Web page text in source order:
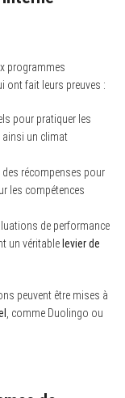
programmes
ont fait leurs preuves :
pour pratiquer les
ainsi un climat
récompenses pour
les compétences
de performance
un véritablelevier de
peuvent être mises à
, comme Duolingo ou